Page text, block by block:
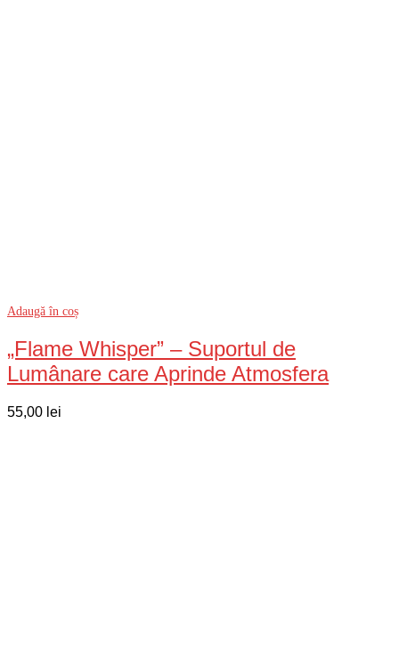
Adaugă în coș
„Flame Whisper” – Suportul de
Lumânare care Aprinde Atmosfera
55,00 lei